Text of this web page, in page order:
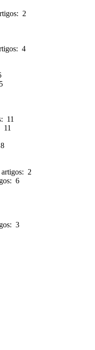
2
4
11
11
artigos: 2
6
3